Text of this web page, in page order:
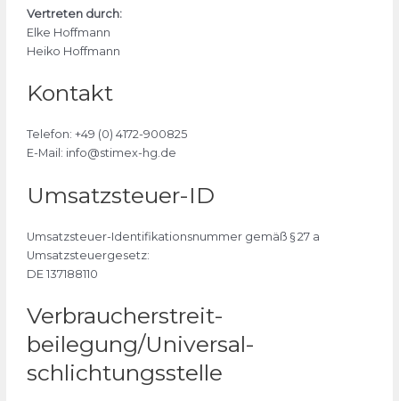
Vertreten durch:
Elke Hoffmann
Heiko Hoffmann
Kontakt
Telefon: +49 (0) 4172-900825
E-Mail: info@stimex-hg.de
Umsatzsteuer-ID
Umsatzsteuer-Identifikationsnummer gemäß § 27 a
Umsatzsteuergesetz:
DE 137188110
Verbraucher­streit­
beilegung/Universal­
schlichtungs­stelle